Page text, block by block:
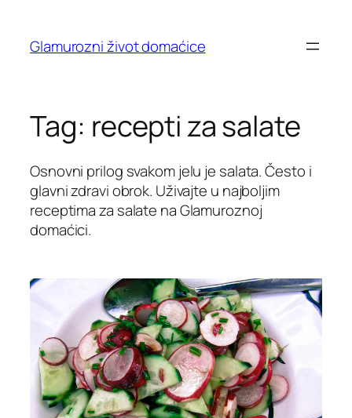
content
Glamurozni život domaćice
Tag: recepti za salate
Osnovni prilog svakom jelu je salata. Često i
glavni zdravi obrok. Uživajte u najboljim
receptima za salate na Glamuroznoj
domaćici.